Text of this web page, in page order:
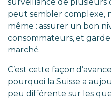
surveillance de plusieurs
peut sembler complexe,
même : assurer un bon
consommateurs, et
marché.
C’est cette façon
pourquoi la Suisse a
peu différente sur les